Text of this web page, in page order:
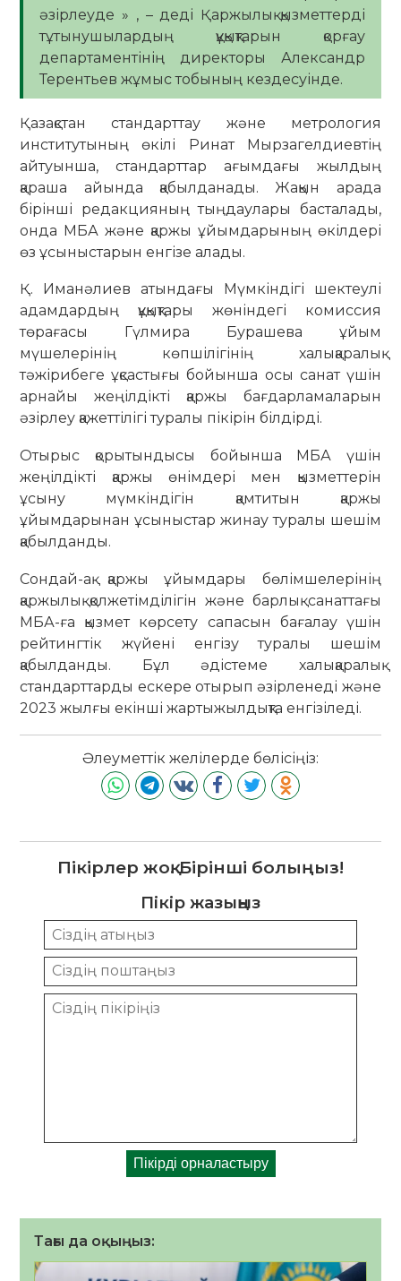
әзірлеуде » , – деді Қаржылық қызметтерді
тұтынушылардың құқықтарын қорғау
департаментінің директоры Александр
Терентьев жұмыс тобының кездесуінде.
Қазақстан стандарттау және метрология
институтының өкілі Ринат Мырзагелдиевтің
айтуынша, стандарттар ағымдағы жылдың
қараша айында қабылданады. Жақын арада
бірінші редакцияның тыңдаулары басталады,
онда МБА және қаржы ұйымдарының өкілдері
өз ұсыныстарын енгізе алады.
Қ. Иманәлиев атындағы Мүмкіндігі шектеулі
адамдардың құқықтары жөніндегі комиссия
төрағасы Гүлмира Бурашева ұйым
мүшелерінің көпшілігінің халықаралық
тәжірибеге ұқсастығы бойынша осы санат үшін
арнайы жеңілдікті қаржы бағдарламаларын
әзірлеу қажеттілігі туралы пікірін білдірді.
Отырыс қорытындысы бойынша МБА үшін
жеңілдікті қаржы өнімдері мен қызметтерін
ұсыну мүмкіндігін қамтитын қаржы
ұйымдарынан ұсыныстар жинау туралы шешім
қабылданды.
Сондай-ақ қаржы ұйымдары бөлімшелерінің
қаржылық қолжетімділігін және барлық санаттағы
МБА-ға қызмет көрсету сапасын бағалау үшін
рейтингтік жүйені енгізу туралы шешім
қабылданды. Бұл әдістеме халықаралық
стандарттарды ескере отырып әзірленеді және
2023 жылғы екінші жартыжылдықта енгізіледі.
Әлеуметтік желілерде бөлісіңіз:
Пікірлер жоқ. Бірінші болыңыз!
Пікір жазыңыз
Тағы да оқыңыз: